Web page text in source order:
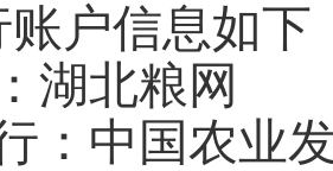
户信息如下
湖北粮网
：中国农业